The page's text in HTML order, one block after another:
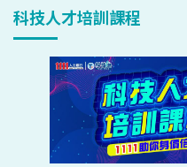
科技人才培訓課程